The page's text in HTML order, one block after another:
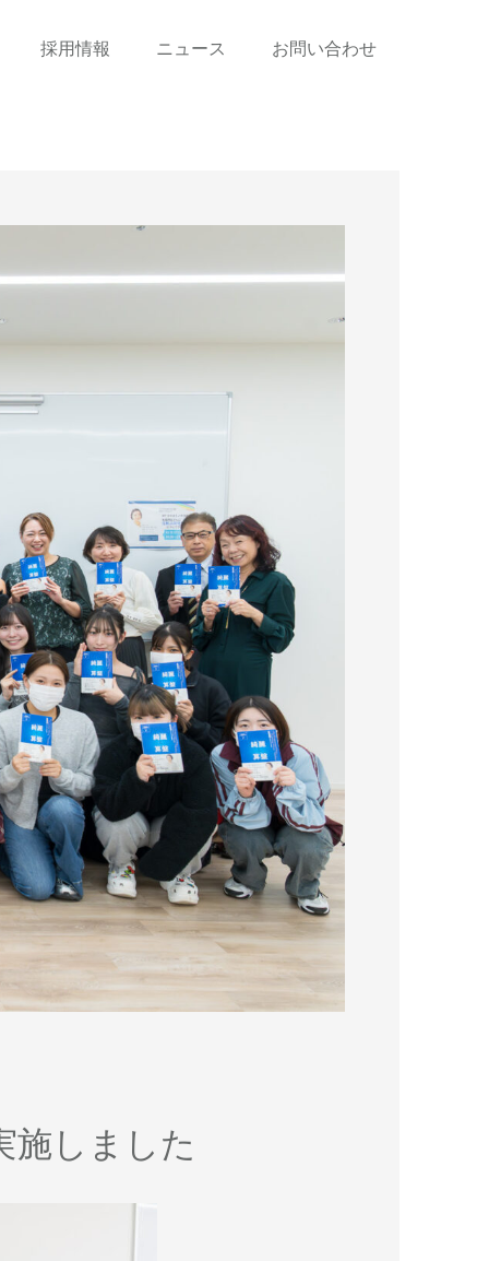
採用情報 ニュース お問い合わせ
施しました